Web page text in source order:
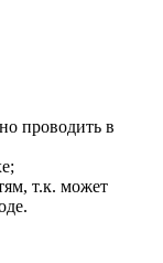
проводить в
т.к. может